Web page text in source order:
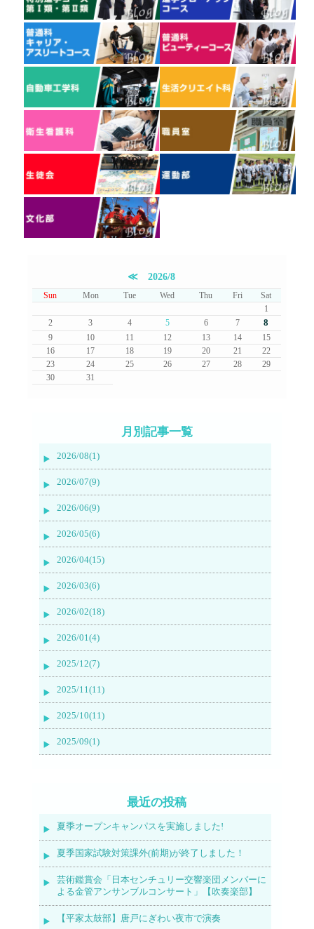
≪ 2026/8
Sun Mon Tue Wed Thu Fri
Sat
1
2
3 4 5 6 7 8
9 10 11 12 13 14
15
16
17 18 19 20 21
22
23
24 25 26 27 28
29
30
31
月別記事一覧
2026/08(1)
2026/07(9)
2026/06(9)
2026/05(6)
2026/04(15)
2026/03(6)
2026/02(18)
2026/01(4)
2025/12(7)
2025/11(11)
2025/10(11)
2025/09(1)
最近の投稿
夏季オープンキャンパスを実施しました!
夏季国家試験対策課外(前期)が終了しました！
芸術鑑賞会「日本センチュリー交響楽団メンバーに
よる金管アンサンブルコンサート」【吹奏楽部】
【平家太鼓部】唐戸にぎわい夜市で演奏